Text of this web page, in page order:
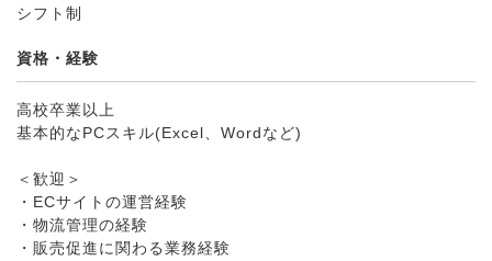
シフト制
資格・経験
高校卒業以上
基本的なPCスキル(Excel、Wordなど)
＜歓迎＞
・ECサイトの運営経験
・物流管理の経験
・販売促進に関わる業務経験